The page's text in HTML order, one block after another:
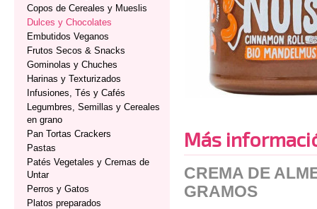
Copos de Cereales y Mueslis
Dulces y Chocolates
Embutidos Veganos
Frutos Secos & Snacks
Gominolas y Chuches
Harinas y Texturizados
Infusiones, Tés y Cafés
Legumbres, Semillas y Cereales
en grano
Pan Tortas Crackers
Pastas
Patés Vegetales y Cremas de
Untar
Perros y Gatos
Platos preparados
Más
CREMA DE
GRAMOS